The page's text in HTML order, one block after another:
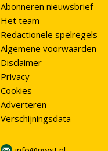
Abonneren nieuwsbrief
Het team
Redactionele spelregels
Algemene voorwaarden
Disclaimer
Privacy
Cookies
Adverteren
Verschijningsdata